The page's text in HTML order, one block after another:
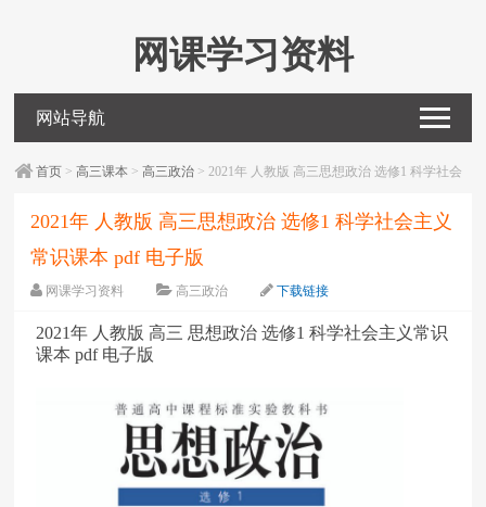
网课学习资料
网站导航
首页 >高三课本 >高三政治 > 2021年 人教版 高三思想政治 选修1 科学社会
2021年 人教版 高三思想政治 选修1 科学社会主义
常识课本 pdf 电子版
网课学习资料 高三政治
下载链接
2021年 人教版 高三 思想政治 选修1 科学社会主义常识
课本 pdf 电子版